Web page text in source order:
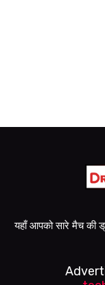
यहाँ आपको सारे मैच की